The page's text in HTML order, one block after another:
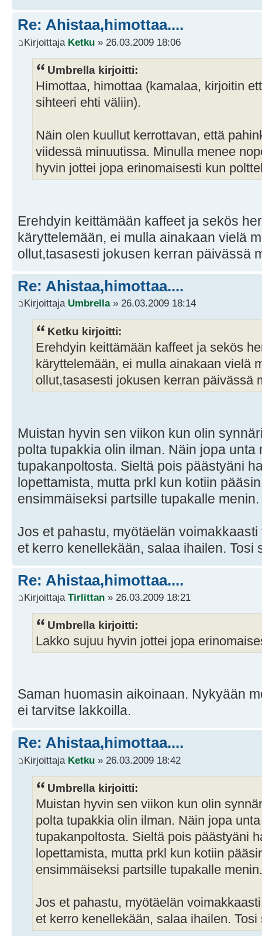
Re: Ahistaa,himottaa....
Kirjoittaja Ketku » 26.03.2009 18:06
Umbrella kirjoitti:
Himottaa, himottaa (kamalaa, kirjoitin
sihteeri ehti väliin).
Näin olen kuullut kerrottavan, että
viidessä minuutissa. Minulla menee
hyvin jottei jopa erinomaisesti kun
Erehdyin keittämään kaffeet ja sekös
käryttelemään, ei mulla ainakaan vielä
ollut,tasasesti jokusen kerran päivässä
Re: Ahistaa,himottaa....
Kirjoittaja Umbrella» 26.03.2009 18:14
Ketku kirjoitti:
Erehdyin keittämään kaffeet ja sekös
käryttelemään, ei mulla ainakaan vielä
ollut,tasasesti jokusen kerran päivässä
Muistan hyvin sen viikon kun olin
polta tupakkia olin ilman. Näin jopa unta
tupakanpoltosta. Sieltä pois päästyäni
lopettamista, mutta prkl kun kotiin
ensimmäiseksi partsille tupakalle menin.
Jos et pahastu, myötäelän
et kerro kenellekään, salaa ihailen. Tosi
Re: Ahistaa,himottaa....
Kirjoittaja Tirlittan » 26.03.2009 18:21
Umbrella kirjoitti:
Lakko sujuu hyvin jottei jopa
Saman huomasin aikoinaan. Nykyään
ei tarvitse lakkoilla.
Re: Ahistaa,himottaa....
Kirjoittaja Ketku » 26.03.2009 18:42
Umbrella kirjoitti:
Muistan hyvin sen viikon kun olin
polta tupakkia olin ilman. Näin jopa
tupakanpoltosta. Sieltä pois päästyäni
lopettamista, mutta prkl kun kotiin
ensimmäiseksi partsille tupakalle menin.
Jos et pahastu, myötäelän
et kerro kenellekään, salaa ihailen.